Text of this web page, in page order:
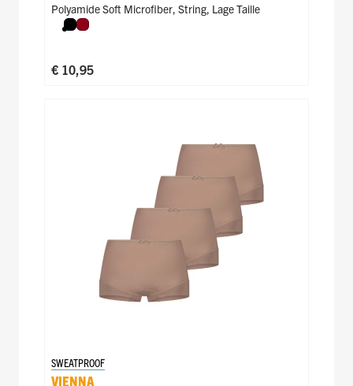
Polyamide Soft Microfiber, String, Lage Taille
ZwartDonkerrood
€ 10,95
SWEATPROOF
VIENNA